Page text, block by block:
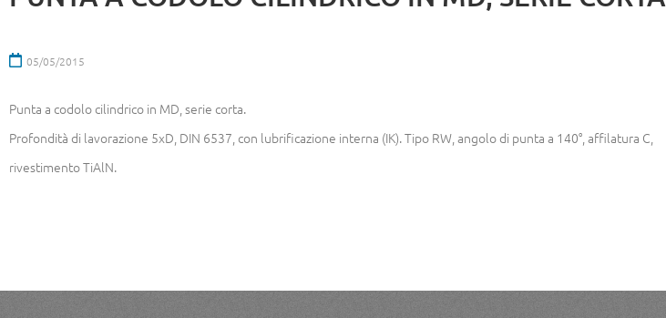
05/05/2015
Punta a codolo cilindrico in MD, serie corta.
Profondità di lavorazione 5xD, DIN 6537, con lubrificazione interna (IK). Tipo RW, angolo di punta a 140°, affilatura C,
rivestimento TiAlN.